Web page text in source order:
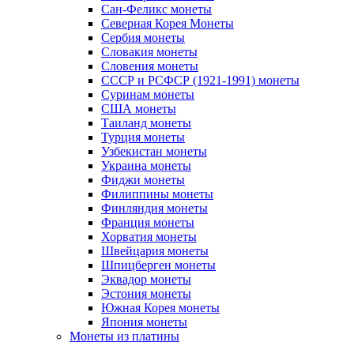
Сан-Феликс монеты
Северная Корея Монеты
Сербия монеты
Словакия монеты
Словения монеты
СССР и РСФСР (1921-1991) монеты
Суринам монеты
США монеты
Таиланд монеты
Турция монеты
Узбекистан монеты
Украина монеты
Фиджи монеты
Филиппины монеты
Финляндия монеты
Франция монеты
Хорватия монеты
Швейцария монеты
Шпицберген монеты
Эквадор монеты
Эстония монеты
Южная Корея монеты
Япония монеты
Монеты из платины